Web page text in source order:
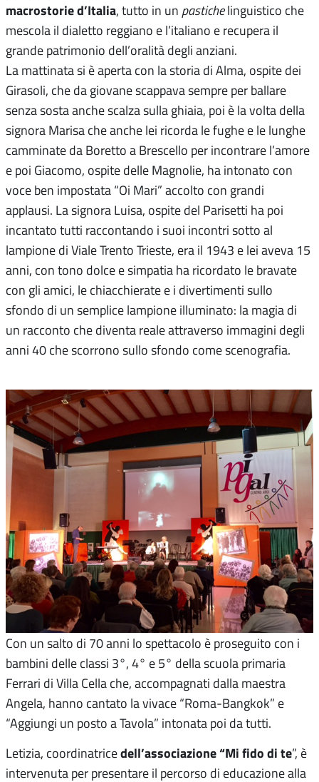
macrostorie d’Italia, tutto in un pastichelinguistico che
mescola il dialetto reggiano e l’italiano e recupera il
grande patrimonio dell’oralità degli anziani.
La mattinata si è aperta con la storia di Alma, ospite dei
Girasoli, che da giovane scappava sempre per ballare
senza sosta anche scalza sulla ghiaia, poi è la volta della
signora Marisa che anche lei ricorda le fughe e le lunghe
camminate da Boretto a Brescello per incontrare l’amore
e poi Giacomo, ospite delle Magnolie, ha intonato con
voce ben impostata “Oi Mari” accolto con grandi
applausi. La signora Luisa, ospite del Parisetti ha poi
incantato tutti raccontando i suoi incontri sotto al
lampione di Viale Trento Trieste, era il 1943 e lei aveva 15
anni, con tono dolce e simpatia ha ricordato le bravate
con gli amici, le chiacchierate e i divertimenti sullo
sfondo di un semplice lampione illuminato: la magia di
un racconto che diventa reale attraverso immagini degli
anni 40 che scorrono sullo sfondo come scenografia.
Con un salto di 70 anni lo spettacolo è proseguito con i
bambini delle classi 3°, 4° e 5° della scuola primaria
Ferrari di Villa Cella che, accompagnati dalla maestra
Angela, hanno cantato la vivace “Roma-Bangkok” e
“Aggiungi un posto a Tavola” intonata poi da tutti.
Letizia, coordinatricedell’associazione “Mi fido di te”, è
intervenuta per presentare il percorso di educazione alla